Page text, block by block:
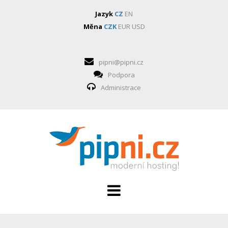
Jazyk CZ EN
Měna CZK EUR USD
pipni@pipni.cz
Podpora
Administrace